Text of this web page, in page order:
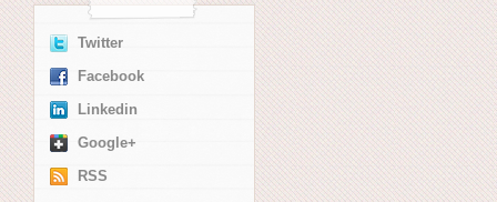
Twitter
Facebook
Linkedin
Google+
RSS